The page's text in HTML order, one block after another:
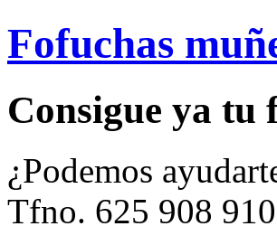
Fofuchas
Consigue ya tu
¿Podemos
Tfno. 625 908 910